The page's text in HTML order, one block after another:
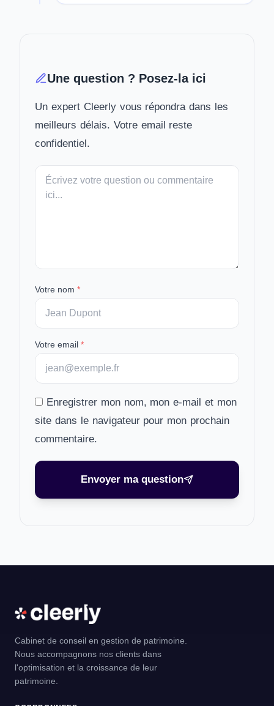
Une question ? Posez-la ici
Un expert Cleerly vous répondra dans les
meilleurs délais. Votre email reste
confidentiel.
Votre
message
Votre nom *
Votre email *
Enregistrer mon nom, mon e-mail et mon
site dans le navigateur pour mon prochain
commentaire.
Envoyer ma question
Cabinet de conseil en gestion de patrimoine.
Nous accompagnons nos clients dans
l'optimisation et la croissance de leur
patrimoine.